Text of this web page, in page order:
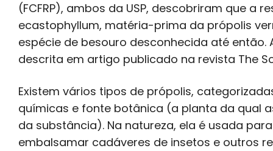
(FCFRP), ambos da USP, descobriram que a
ecastophyllum, matéria-prima da própolis
espécie de besouro desconhecida até
descrita em artigo publicado na revista The
Existem vários tipos de própolis,
químicas e fonte botânica (a planta da qual
da substância). Na natureza, ela é usada
embalsamar cadáveres de insetos e outros